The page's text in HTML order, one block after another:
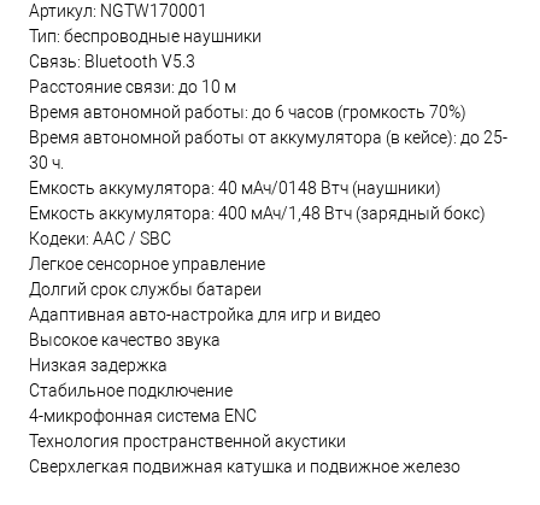
Артикул: NGTW170001
Тип: беспроводные наушники
Связь: Bluetooth V5.3
Расстояние связи: до 10 м
Время автономной работы: до 6 часов (громкость 70%)
Время автономной работы от аккумулятора (в кейсе): до 25-
30 ч.
Емкость аккумулятора: 40 мАч/0148 Втч (наушники)
Емкость аккумулятора: 400 мАч/1,48 Втч (зарядный бокс)
Кодеки: AAC / SBC
Легкое сенсорное управление
Долгий срок службы батареи
Адаптивная авто-настройка для игр и видео
Высокое качество звука
Низкая задержка
Стабильное подключение
4-микрофонная система ENC
Технология пространственной акустики
Сверхлегкая подвижная катушка и подвижное железо